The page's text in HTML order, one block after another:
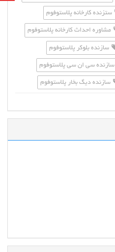
ستزنده کارخانه پلاستوفوم
مشاوره احداث کارخانه پلاستوفوم
سازنده بلوکر پلاستوفوم
سازنده سی ان سی پلاستوفوم
سازنده دیگ بخار پلاستوفوم